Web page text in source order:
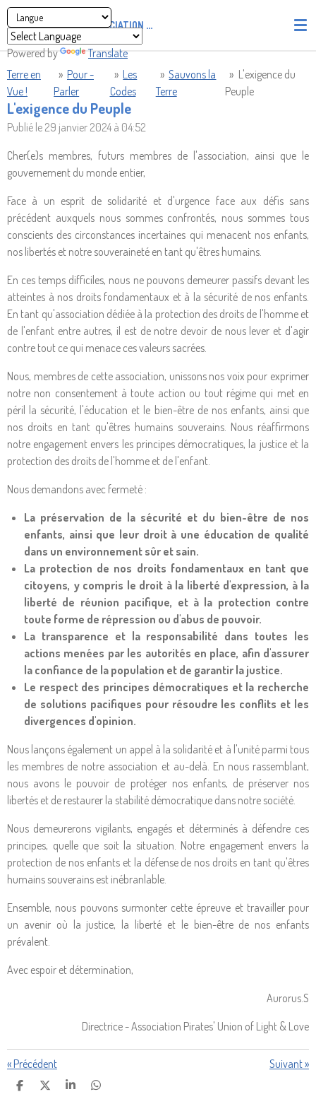
Powered by Translate
Passer
au
contenu
ASSOCIATION PIRATES' UNION OF LIGHT AND LOVE -
Terre en
Vue !
» Pour -
Parler
» Les
Codes
» Sauvons la
Terre
» L'exigence du
Peuple
L'exigence du Peuple
Publié le 29 janvier 2024 à 04:52
Cher(e)s membres, futurs membres de l'association, ainsi que le
gouvernement du monde entier,
Face à un esprit de solidarité et d'urgence face aux défis sans
précédent auxquels nous sommes confrontés, nous sommes tous
conscients des circonstances incertaines qui menacent nos enfants,
nos libertés et notre souveraineté en tant qu'êtres humains.
En ces temps difficiles, nous ne pouvons demeurer passifs devant les
atteintes à nos droits fondamentaux et à la sécurité de nos enfants.
En tant qu'association dédiée à la protection des droits de l'homme et
de l'enfant entre autres, il est de notre devoir de nous lever et d'agir
contre tout ce qui menace ces valeurs sacrées.
Nous, membres de cette association, unissons nos voix pour exprimer
notre non consentement à toute action ou tout régime qui met en
péril la sécurité, l'éducation et le bien-être de nos enfants, ainsi que
nos droits en tant qu'êtres humains souverains. Nous réaffirmons
notre engagement envers les principes démocratiques, la justice et la
protection des droits de l'homme et de l'enfant.
Nous demandons avec fermeté :
La préservation de la sécurité et du bien-être de nos
enfants, ainsi que leur droit à une éducation de qualité
dans un environnement sûr et sain.
La protection de nos droits fondamentaux en tant que
citoyens, y compris le droit à la liberté d'expression, à la
liberté de réunion pacifique, et à la protection contre
toute forme de répression ou d'abus de pouvoir.
La transparence et la responsabilité dans toutes les
actions menées par les autorités en place, afin d'assurer
la confiance de la population et de garantir la justice.
Le respect des principes démocratiques et la recherche
de solutions pacifiques pour résoudre les conflits et les
divergences d'opinion.
Nous lançons également un appel à la solidarité et à l'unité parmi tous
les membres de notre association et au-delà. En nous rassemblant,
nous avons le pouvoir de protéger nos enfants, de préserver nos
libertés et de restaurer la stabilité démocratique dans notre société.
Nous demeurerons vigilants, engagés et déterminés à défendre ces
principes, quelle que soit la situation. Notre engagement envers la
protection de nos enfants et la défense de nos droits en tant qu'êtres
humains souverains est inébranlable.
Ensemble, nous pouvons surmonter cette épreuve et travailler pour
un avenir où la justice, la liberté et le bien-être de nos enfants
prévalent.
Avec espoir et détermination,
Aurorus.S
Directrice - Association Pirates' Union of Light & Love
« Précédent Suivant»
P
P
P
P